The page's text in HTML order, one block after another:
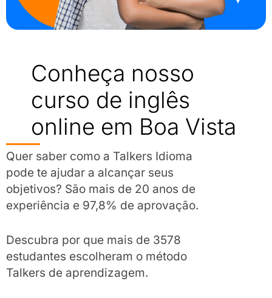
Conheça nosso
curso de inglês
online em Boa Vista
Quer saber como a Talkers Idioma
pode te ajudar a alcançar seus
objetivos? São mais de 20 anos de
experiência e 97,8% de aprovação.
Descubra por que mais de 3578
estudantes escolheram o método
Talkers de aprendizagem.